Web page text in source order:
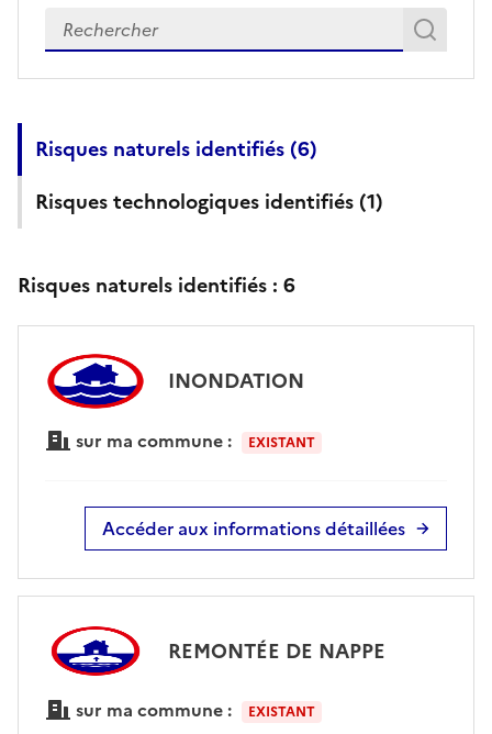
Veuillez renseigner votre adresse exacte
Risques naturels identifiés (6)
Risques technologiques identifiés (1)
Risques naturels identifiés : 6
INONDATION
sur ma commune : EXISTANT
Accéder aux informations détaillées
REMONTÉE DE NAPPE
sur ma commune : EXISTANT